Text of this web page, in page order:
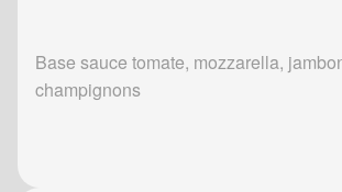
Base sauce tomate, mozzarella,
champignons